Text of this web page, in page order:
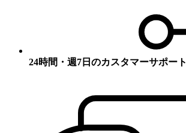
24時間・週7日のカスタマーサポート